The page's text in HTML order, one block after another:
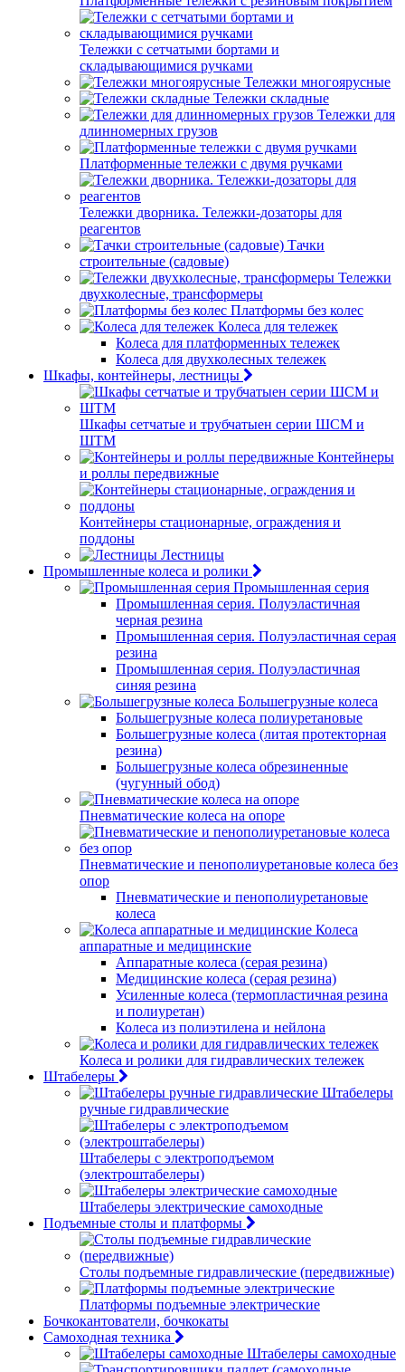
Тележки с сетчатыми бортами и
складывающимися ручками
Тележки многоярусные
Тележки складные
Тележки для
длинномерных грузов
Платформенные тележки с двумя ручками
Тележки дворника. Тележки-дозаторы для
реагентов
Тачки
строительные (садовые)
Тележки
двухколесные, трансформеры
Платформы без колес
Колеса для тележек
Колеса для платформенных тележек
Колеса для двухколесных тележек
Шкафы, контейнеры, лестницы
Шкафы сетчатые и трубчатыен серии ШСМ и
ШТМ
Контейнеры
и роллы передвижные
Контейнеры стационарные, ограждения и
поддоны
Лестницы
Промышленные колеса и ролики
Промышленная серия
Промышленная серия. Полуэластичная
черная резина
Промышленная серия. Полуэластичная серая
резина
Промышленная серия. Полуэластичная
синяя резина
Большегрузные колеса
Большегрузные колеса полиуретановые
Большегрузные колеса (литая протекторная
резина)
Большегрузные колеса обрезиненные
(чугунный обод)
Пневматические колеса на опоре
Пневматические и пенополиуретановые колеса без
опор
Пневматические и пенополиуретановые
колеса
Колеса
аппаратные и медицинские
Аппаратные колеса (серая резина)
Медицинские колеса (серая резина)
Усиленные колеса (термопластичная резина
и полиуретан)
Колеса из полиэтилена и нейлона
Колеса и ролики для гидравлических тележек
Штабелеры
Штабелеры
ручные гидравлические
Штабелеры с электроподъемом
(электроштабелеры)
Штабелеры электрические самоходные
Подъемные столы и платформы
Столы подъемные гидравлические (передвижные)
Платформы подъемные электрические
Бочкокантователи, бочкокаты
Самоходная техника
Штабелеры самоходные